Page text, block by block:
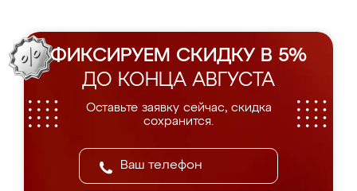
ФИКСИРУЕМ СКИДКУ В 5%
ДО КОНЦА АВГУСТА
Оставьте заявку сейчас, скидка
сохранится.